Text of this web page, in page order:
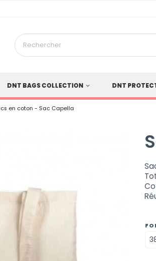
DNT BAGS COLLECTION DNT
en coton - Sac Capella